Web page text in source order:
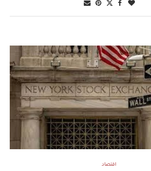
اقتصاد